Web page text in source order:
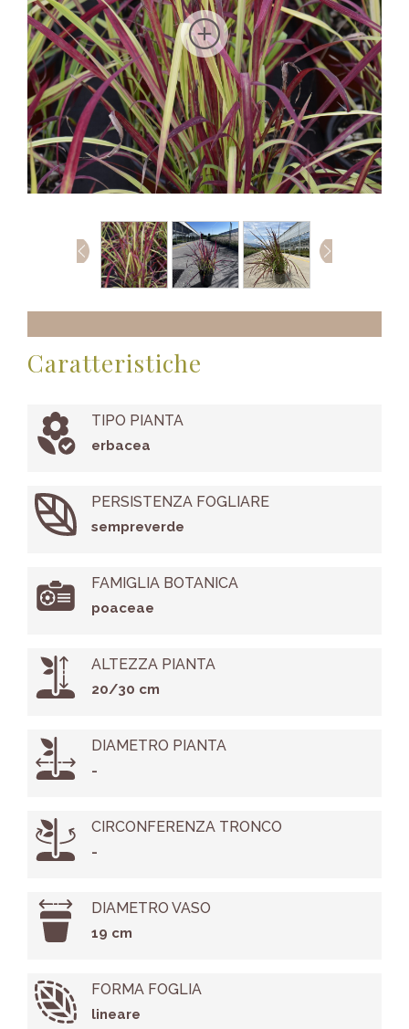
Caratteristiche
TIPO PIANTA
erbacea
PERSISTENZA FOGLIARE
sempreverde
FAMIGLIA BOTANICA
poaceae
ALTEZZA PIANTA
20/30 cm
DIAMETRO PIANTA
-
CIRCONFERENZA TRONCO
-
DIAMETRO VASO
19 cm
FORMA FOGLIA
lineare